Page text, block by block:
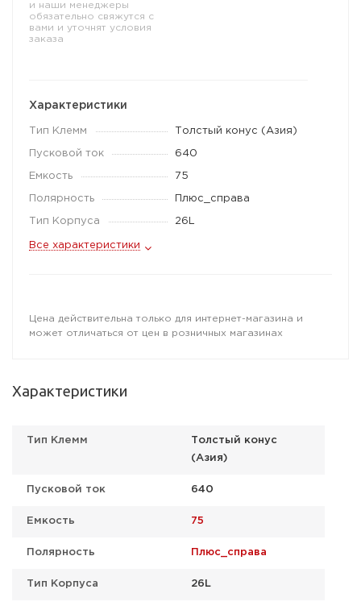
и наши менеджеры
обязательно свяжутся с
вами и уточнят условия
заказа
Характеристики
Тип Клемм Толстый конус (Азия)
Пусковой ток 640
Емкость 75
Полярность Плюс_справа
Тип Корпуса 26L
Все характеристики
Цена действительна только для интернет-магазина и
может отличаться от цен в розничных магазинах
Характеристики
Тип Клемм
Толстый конус
(Азия)
Пусковой ток 640
Емкость 75
Полярность Плюс_справа
Тип Корпуса 26L